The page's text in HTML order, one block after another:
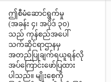
ဤစီမံဆောင်ရွက်မှု
(အခန်း ၄၊ အပိုဒ် ၃၀)
သည် ကုန်စည်အပေါ်
သက်ဆိုင်ရာဌာနမှ
အတည်ပြုချက်ရယူရန်လို
အပ်ကြောင်းဖော်ပြထား
ပါသည်။ မျိုးစေ့ကို